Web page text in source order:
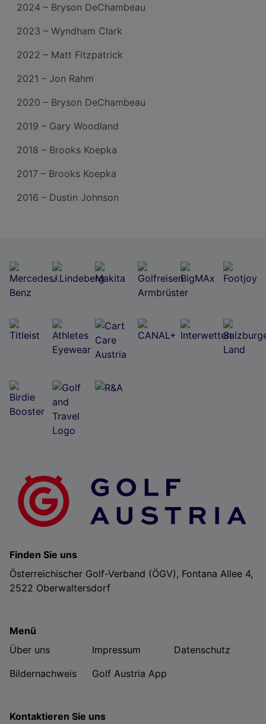
2024 – Bryson DeChambeau
2023 – Wyndham Clark
2022 – Matt Fitzpatrick
2021 – Jon Rahm
2020 – Bryson DeChambeau
2019 – Gary Woodland
2018 – Brooks Koepka
2017 – Brooks Koepka
2016 – Dustin Johnson
Finden Sie uns
Österreichischer Golf-Verband (ÖGV), Fontana Allee 4,
2522 Oberwaltersdorf
Menü
Über uns
Impressum
Datenschutz
Bildernachweis
Golf Austria App
Kontaktieren Sie uns